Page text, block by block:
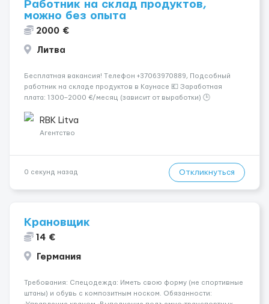
Работник на склад продуктов,
можно без опыта
2000 €
Литва
Бесплатная вакансия! Tелефон +37063970889, Подсобный
работник на складе продуктов в Каунасе 💶 Заработная
плата: 1300–2000 €/месяц (зависит от выработки) 🕒
рабочих дней в неделю (пн–сб, плавающий график) 📦
Обязанности...
RBK Litva
Агентство
0 секунд назад Откликнуться
Крановщик
14 €
Германия
Требования: Спецодежда: Иметь свою форму (не спортивные
штаны) и обувь с композитным носком. Обязанности: